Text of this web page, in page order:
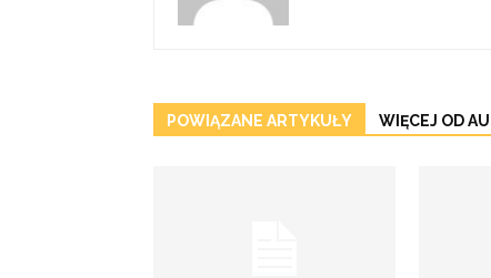
POWIĄZANE ARTYKUŁY WIĘCEJ OD